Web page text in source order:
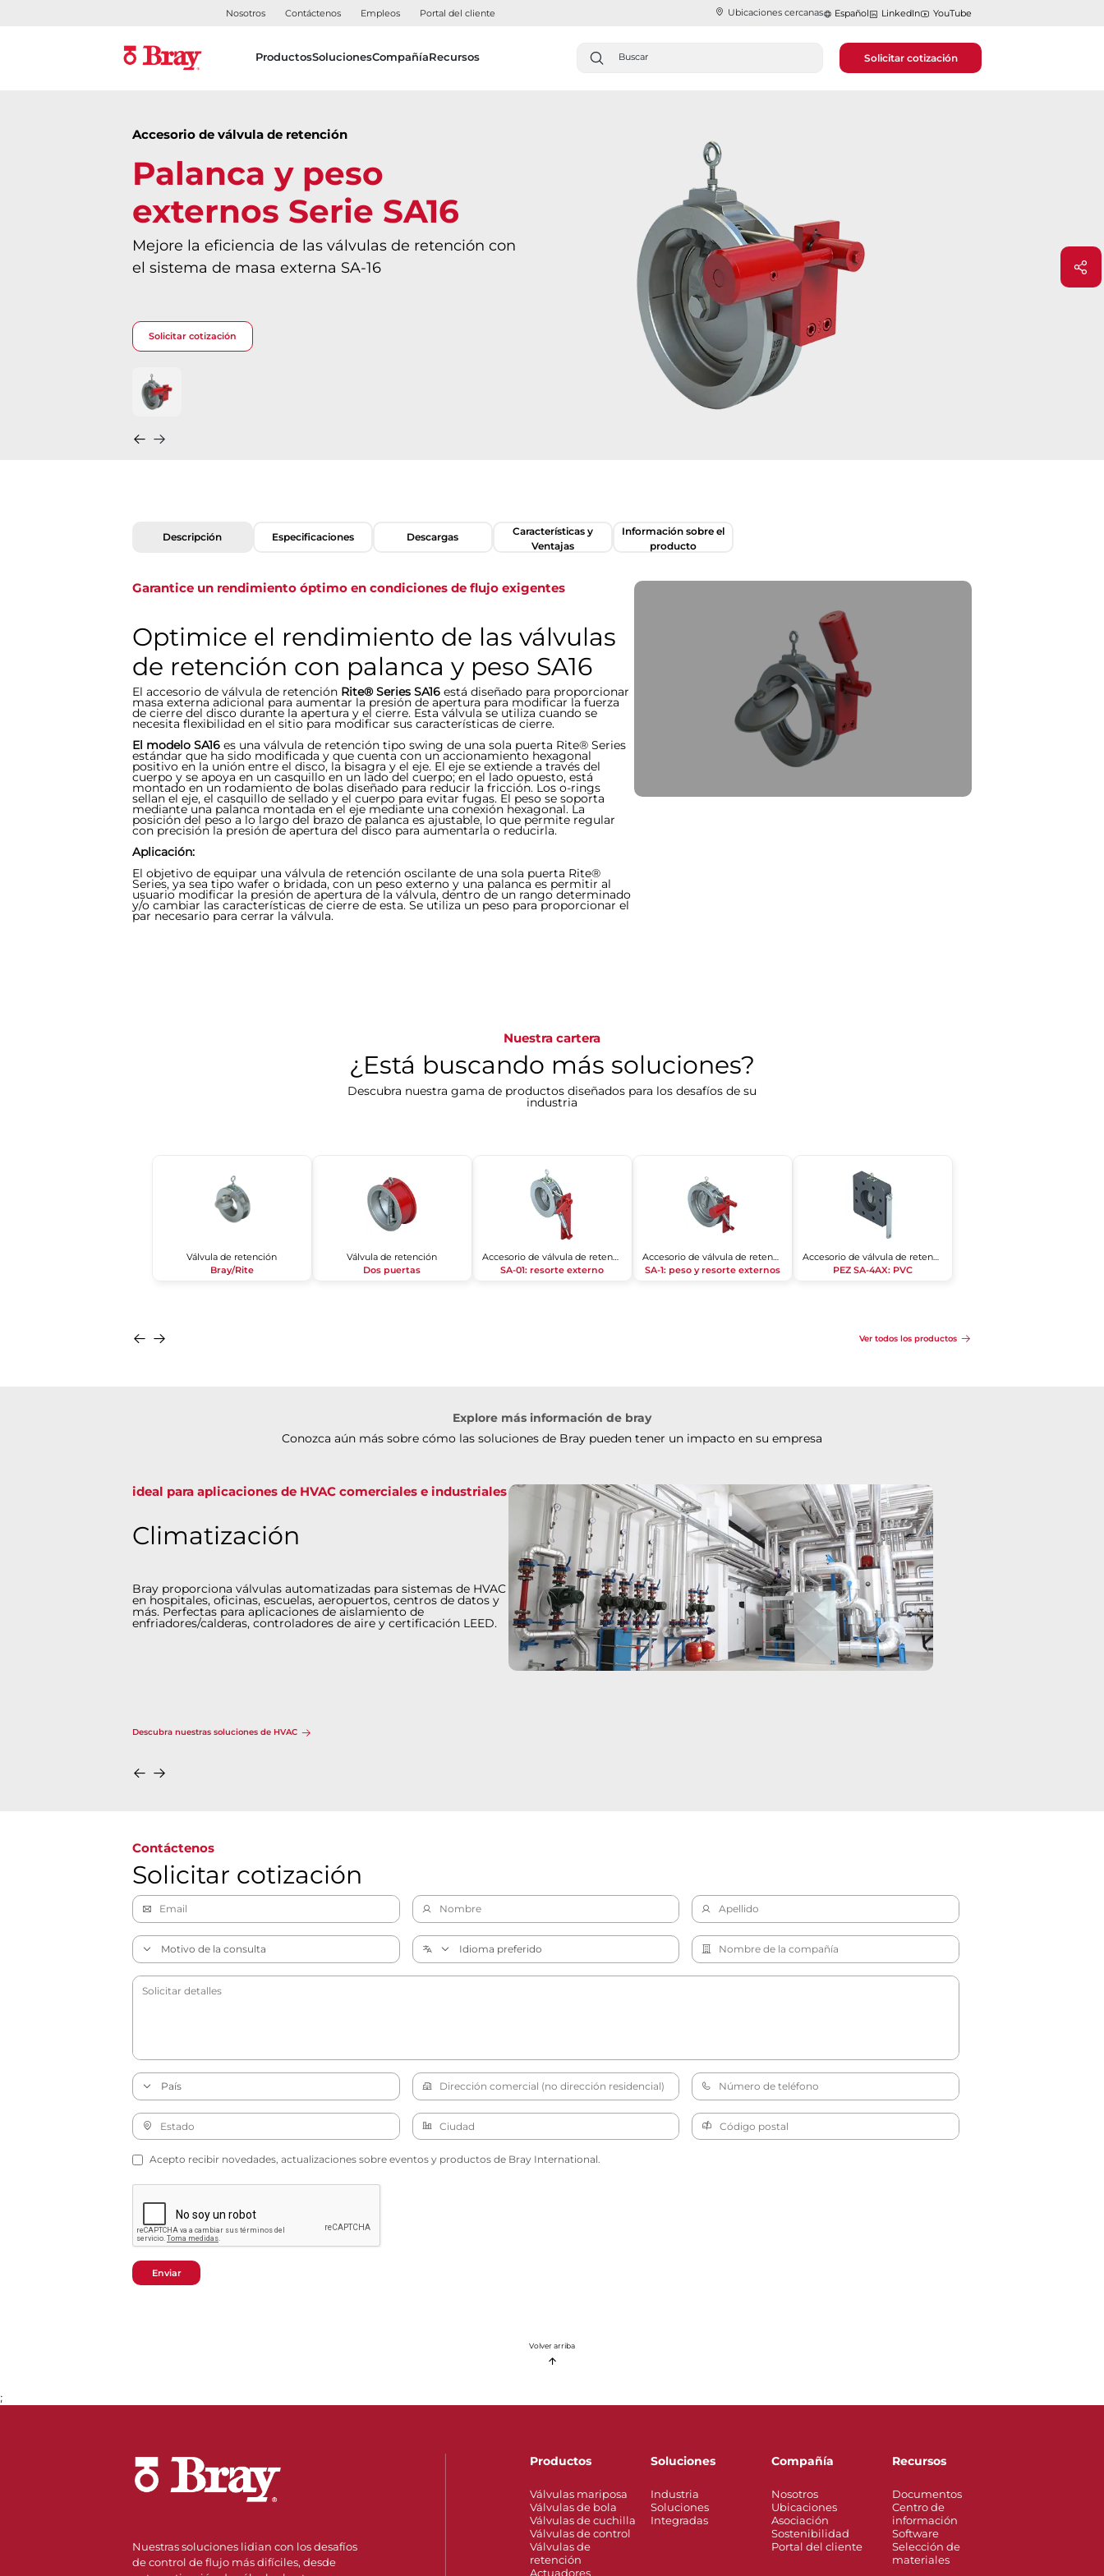
Nosotros Contáctenos Empleos Portal del cliente Ubicaciones cercanas Español LinkedIn YouTube
ProductosSolucionesCompañíaRecursos Solicitar cotización
Accesorio de válvula de retención
Palanca y peso
externos Serie SA16
Mejore la eficiencia de las válvulas de retención con
el sistema de masa externa SA-16
Solicitar cotización
Descripción Especificaciones Descargas
Características y
Ventajas
Información sobre el
producto
Garantice un rendimiento óptimo en condiciones de flujo exigentes
Optimice el rendimiento de las válvulas
de retención con palanca y peso SA16
El accesorio de válvula de retención Rite® Series SA16 está diseñado para proporcionar
masa externa adicional para aumentar la presión de apertura para modificar la fuerza
de cierre del disco durante la apertura y el cierre. Esta válvula se utiliza cuando se
necesita flexibilidad en el sitio​​​​​​​ para modificar sus características de cierre.
El modelo SA16 es una válvula de retención tipo swing de una sola puerta Rite® Series
estándar que ha sido modificada y que cuenta con un accionamiento hexagonal
positivo en la unión entre el disco, la bisagra y el eje. El eje se extiende a través del
cuerpo y se apoya en un casquillo en un lado del cuerpo; en el lado opuesto, está
montado en un rodamiento de bolas diseñado para reducir la fricción. Los o-rings
sellan el eje, el casquillo de sellado y el cuerpo para evitar fugas.​​​​​​​ El peso se soporta
mediante una palanca montada en el eje mediante una conexión hexagonal. La
posición del peso a lo largo del brazo de palanca es ajustable, lo que permite regular
con precisión la presión de apertura del disco para aumentarla o reducirla.
Aplicación:
El objetivo de equipar una válvula de retención oscilante de una sola puerta Rite®
Series, ya sea tipo wafer o bridada, con un peso externo y una palanca es permitir al
usuario modificar la presión de apertura de la válvula, dentro de un rango determinado
y/o cambiar las características de cierre de esta. Se utiliza un peso para proporcionar el
par necesario para cerrar la válvula.
Nuestra cartera
¿Está buscando más soluciones?
Descubra nuestra gama de productos diseñados para los desafíos de su
industria
Válvula de retención
Bray/Rite
Válvula de retención
Dos puertas
Accesorio de válvula de retención
SA-01: resorte externo
Accesorio de válvula de retención
SA-1: peso y resorte externos
Accesorio de válvula de retención
PEZ SA-4AX: PVC
Ver todos los productos
Explore más información de bray
Conozca aún más sobre cómo las soluciones de Bray pueden tener un impacto en su empresa
ideal para aplicaciones de HVAC comerciales e industriales
Climatización
Bray proporciona válvulas automatizadas para sistemas de HVAC
en hospitales, oficinas, escuelas, aeropuertos, centros de datos y
más. Perfectas para aplicaciones de aislamiento de
enfriadores/calderas, controladores de aire y certificación LEED.
Descubra nuestras soluciones de HVAC
Contáctenos
Solicitar cotización
Acepto recibir novedades, actualizaciones sobre eventos y productos de Bray International.
Enviar
Volver arriba
;
Nuestras soluciones lidian con los desafíos
de control de flujo más difíciles, desde
Productos
Válvulas mariposa
Válvulas de bola
Válvulas de cuchilla
Válvulas de control
Válvulas de
retención
Actuadores
Soluciones
Industria
Soluciones
Integradas
Compañía
Nosotros
Ubicaciones
Asociación
Sostenibilidad
Portal del cliente
Recursos
Documentos
Centro de
información
Software
Selección de
materiales